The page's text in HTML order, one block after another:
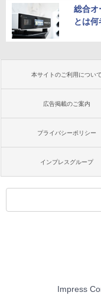
総合オ
とは何
本サイトのご利用について
広告掲載のご案内
プライバシーポリシー
インプレスグループ
Impress